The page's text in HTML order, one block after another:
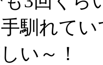
馴れて
い～！